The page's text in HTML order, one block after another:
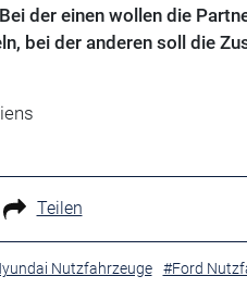
der einen wollen die
bei der anderen soll die
Teilen
Nutzfahrzeuge #Ford